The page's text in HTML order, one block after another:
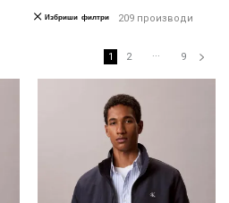
209 производи
Избриши филтри
1 2 ... 9